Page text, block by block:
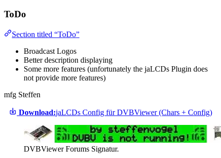
ToDo
Section titled “ToDo”
Broadcast Logos
Better description displaying
Some more features (unfortunately the jaLCDs Plugin does
not provide more features)
mfg Steffen
Download:jaLCDs Config für DVBViewer (Chars + Config)
DVBViewer Forums Signatur.